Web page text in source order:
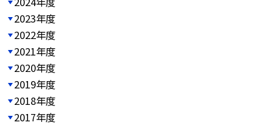
2023年度
2022年度
2021年度
2020年度
2019年度
2018年度
2017年度